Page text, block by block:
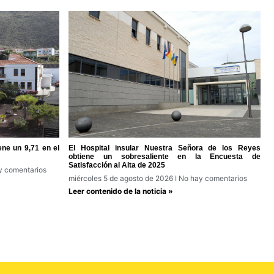
un 9,71 en el
comentarios
El Hospital insular Nuestra Señora de los Reyes
obtiene un sobresaliente en la Encuesta de
Satisfacción al Alta de 2025
miércoles 5 de agosto de 2026
No hay comentarios
Leer contenido de la noticia »